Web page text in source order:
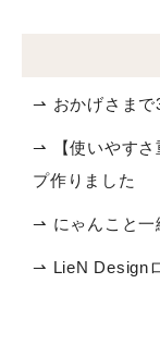
⇀ おかげさまで
⇀ 【使いやすさ
プ作りました
⇀ にゃんこと一
⇀ LieN Design